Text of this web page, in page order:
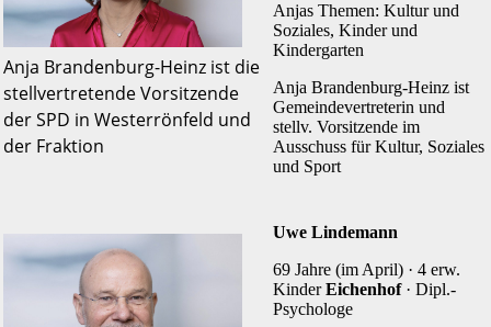
Anja Brandenburg-Heinz ist die
stellvertretende Vorsitzende
der SPD in Westerrönfeld und
der Fraktion
Anjas Themen: Kultur und
Soziales, Kinder und
Kindergarten
Anja Brandenburg-Heinz ist
Gemeinde­vertreterin und
stellv. Vorsitzende im
Ausschuss für Kultur, Soziales
und Sport
Uwe Lindemann
69 Jahre (im April) · 4 erw.
KinderEichenhof· Dipl.-
Psychologe